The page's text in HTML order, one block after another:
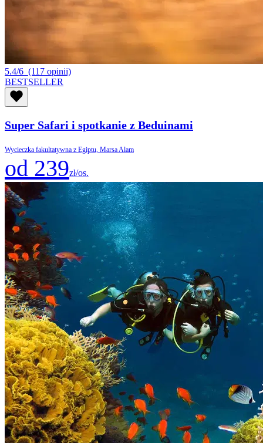
5.4/6 (117 opinii)
BESTSELLER
Super Safari i spotkanie z Beduinami
Wycieczka fakultatywna z Egiptu, Marsa Alam
od 239zł/os.